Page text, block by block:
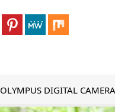
OLYMPUS DIGITAL CAMERA